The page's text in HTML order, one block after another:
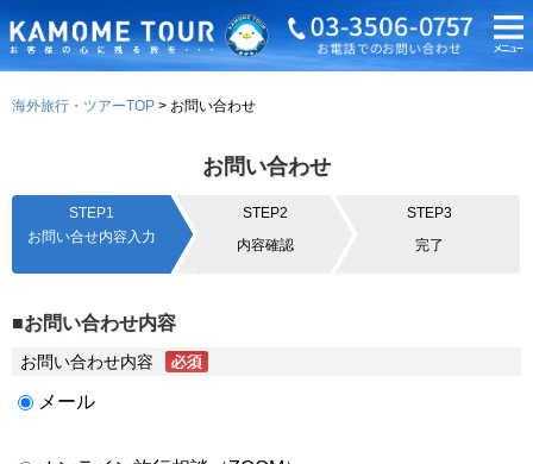
海外旅行・ツアーTOP お問い合わせ
お問い合わせ
STEP1
お問い合せ内容入力
STEP2
内容確認
STEP3
完了
■お問い合わせ内容
お問い合わせ内容
メール